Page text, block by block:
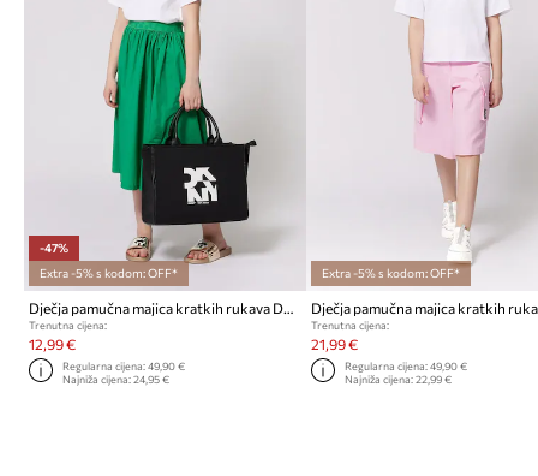
-47%
Extra -5% s kodom: OFF*
Dječja pamučna majica kratkih rukava Dkny
Trenutna cijena:
12,99 €
Regularna cijena:49,90 €
Najniža cijena:24,95 €
Extra -5% s kodom: OFF*
Trenutna cijena:
21,99 €
Regularna cijena: 49,90 €
Najniža cijena: 22,99 €